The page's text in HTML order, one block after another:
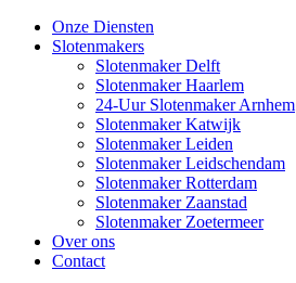
Onze Diensten
Slotenmakers
Slotenmaker Delft
Slotenmaker Haarlem
24-Uur Slotenmaker Arnhem
Slotenmaker Katwijk
Slotenmaker Leiden
Slotenmaker Leidschendam
Slotenmaker Rotterdam
Slotenmaker Zaanstad
Slotenmaker Zoetermeer
Over ons
Contact